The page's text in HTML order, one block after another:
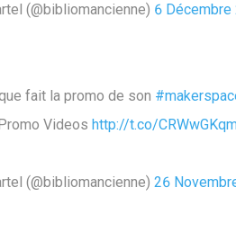
(@bibliomancienne) 6 Décembre
fait la promo de son
Videos http://t.co/
(@bibliomancienne) 26